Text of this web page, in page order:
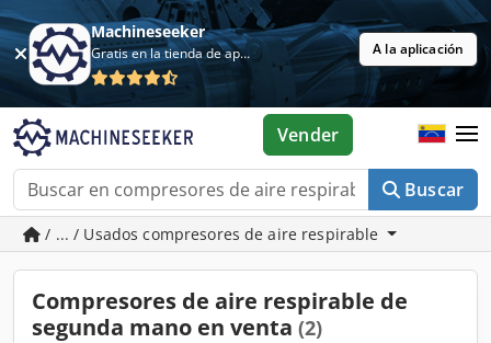
Machineseeker
Gratis en la tienda de aplicaciones A la aplicación
Buscar
Vender
/ ... / Usados compresores de aire respirable
Compresores de aire respirable de
segunda mano en venta (2)